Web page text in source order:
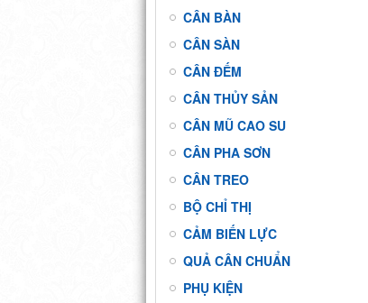
CÂN BÀN
CÂN SÀN
CÂN ĐẾM
CÂN THỦY SẢN
CÂN MŨ CAO SU
CÂN PHA SƠN
CÂN TREO
BỘ CHỈ THỊ
CẢM BIẾN LỰC
QUẢ CÂN CHUẨN
PHỤ KIỆN